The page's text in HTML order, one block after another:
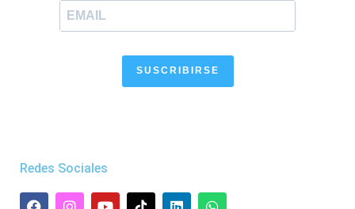
SUSCRIBIRSE
Redes Sociales
F
I
Y
L
W